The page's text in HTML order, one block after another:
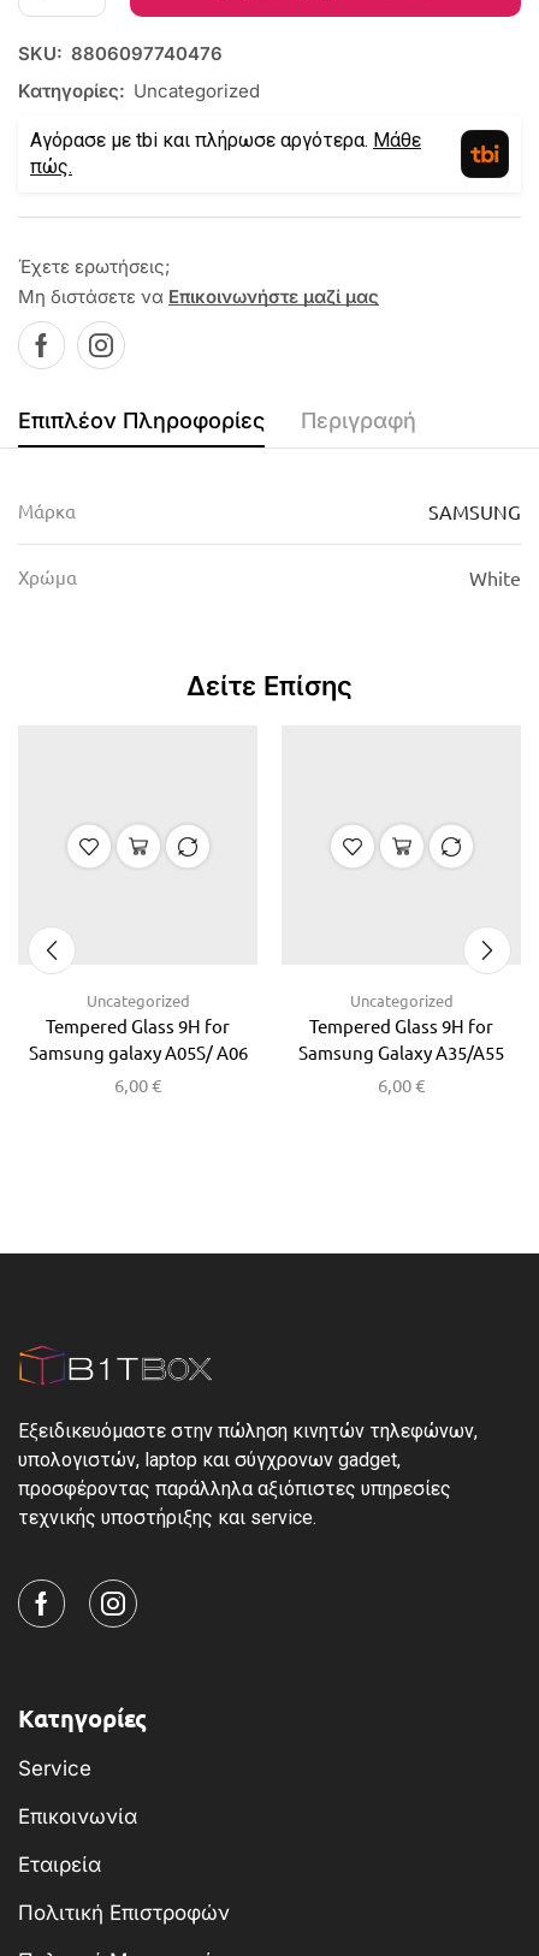
SKU: 8806097740476
Κατηγορίες: Uncategorized
Αγόρασε με tbi και πλήρωσε αργότερα. Μάθε
πώς.
Έχετε ερωτήσεις;
Μη διστάσετε να Επικοινωνήστε μαζί μας
Επιπλέον Πληροφορίες Περιγραφή
Μάρκα SAMSUNG
Χρώμα White
Δείτε Επίσης
Uncategorized
Tempered Glass 9H for
Samsung galaxy A05S/ A06
6,00€
Uncategorized
Tempered Glass 9H for
Samsung Galaxy A35/A55
6,00€
Εξειδικευόμαστε στην πώληση κινητών τηλεφώνων,
υπολογιστών, laptop και σύγχρονων gadget,
προσφέροντας παράλληλα αξιόπιστες υπηρεσίες
τεχνικής υποστήριξης και service.
Κατηγορίες
Service
Επικοινωνία
Εταιρεία
Πολιτική Επιστροφών